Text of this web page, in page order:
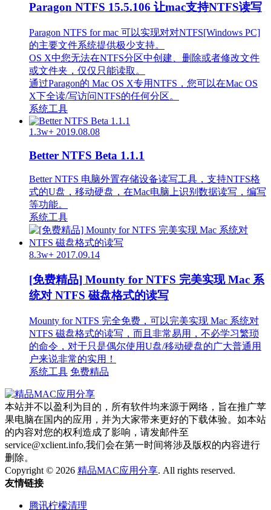
Paragon NTFS 15.5.106 让mac支持NTFS读写
Paragon NTFS for mac 可以实现对对NTFS[Windows PC]
的主要文件系统提供极少支持。
OS X中您无法在NTFS分区中创建、删除或者修改文件
或文件夹，仅仅只能读取。
通过Paragon的 Mac OS X专用NTFS，您可以在Mac OS
X下全读/写访问NTFS的任何分区。
系统工具
1.3w+ 2019.08.08
Better NTFS Beta 1.1.1
Better NTFS 电脑外置存储设备读写工具，支持NTFS格
式的U盘，移动硬盘，在Mac电脑上识别数据读写，编写
等功能。
系统工具
8.3w+ 2017.09.14
[免费精品] Mounty for NTFS 完美实现 Mac 系
统对 NTFS 磁盘格式的读写
Mounty for NTFS 完全免费，可以完美实现 Mac 系统对
NTFS 磁盘格式的读写，而且非常易用，不必学习繁琐
的命令，对于只是偶尔使用U盘/移动硬盘的广大普通用
户来说非常的实用！
系统工具 免费精品
本站并不以盈利为目的，所有软件均来源于网络，旨在推广苹
果电脑在国内的应用，并为大家带来更好的下载体验。如本站
的内容对您的权利造成了影响，请发邮件至
service@xclient.info,我们会在第一时间将涉及版权的内容进行
删除。
Copyright © 2026 精品MAC应用分享. All rights reserved.
友情链接
腾讯柠檬清理